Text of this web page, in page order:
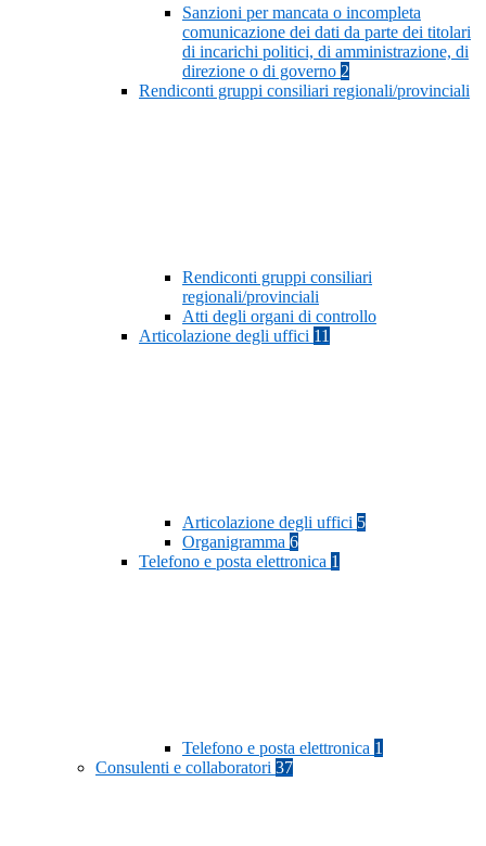
Sanzioni per mancata o incompleta
comunicazione dei dati da parte dei titolari
di incarichi politici, di amministrazione, di
direzione o di governo 2
Rendiconti gruppi consiliari regionali/provinciali
Rendiconti gruppi consiliari
regionali/provinciali
Atti degli organi di controllo
Articolazione degli uffici 11
Articolazione degli uffici 5
Organigramma 6
Telefono e posta elettronica 1
Telefono e posta elettronica 1
Consulenti e collaboratori 37